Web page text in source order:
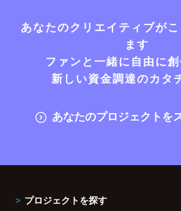
あなたのクリエイティブが
ます
ファンと一緒に自由に
新しい資金調達のカタ
あなたのプロジェクトを
プロジェクトを探す